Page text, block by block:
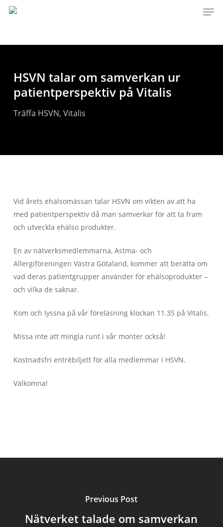
Skip
content
HSVN talar om samverkan ur
patientperspektiv på Vitalis
Träffa HSVN, Vitalis
Vid årets ehälsomässan talar HSVN om vikten av att ha
med patientperspektiv då man samverkar för att ta fram
och utveckla ehälso produkter.
En av nätverksmedlemmarna, Astma- och
Allergiföreningen Västra Götaland, kommer att berätta om
vad deras patientgrupper använder för ehälsoprodukter –
och vilka de saknar.
Kom och lyssna på vår föreläsning klockan 11.35 på Vitalis.
Missa inte att mingla runt i vår monter också!
Kostnadsfri entrébiljett för alla medlemmar i HSVN.
Välkomna!
Previous Post
Nätverket talade om samverkan